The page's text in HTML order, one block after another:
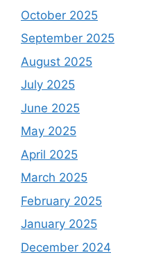
October 2025
September 2025
August 2025
July 2025
June 2025
May 2025
April 2025
March 2025
February 2025
January 2025
December 2024